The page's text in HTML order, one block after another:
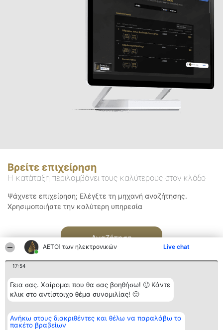
ΑΕΤΟΊ των ηλεκτρονικών Live chat
17:54
Γεια σας. Χαίρομαι που θα σας βοηθήσω! 🙂 Κάντε
κλικ στο αντίστοιχο θέμα συνομιλίας! 🙂
Ανήκω στους διακριθέντες και θέλω να παραλάβω το
πακέτο βραβείων
Βρείτε επιχείρηση
Η κατάταξη περιλαμβάνει τους καλύτερους στον κλάδο
Ψάχνετε επιχείρηση; Ελέγξτε τη μηχανή αναζήτησης.
Χρησιμοποιήστε την καλύτερη υπηρεσία
Αναζήτηση
Διοργανωτής της
κατάταξης
BEAUTIFUL COMPANY
Κατάταξη
Διακριθέντες
Επικοινωνία
Επικοινωνία